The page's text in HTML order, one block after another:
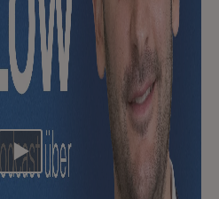
Video abspielen